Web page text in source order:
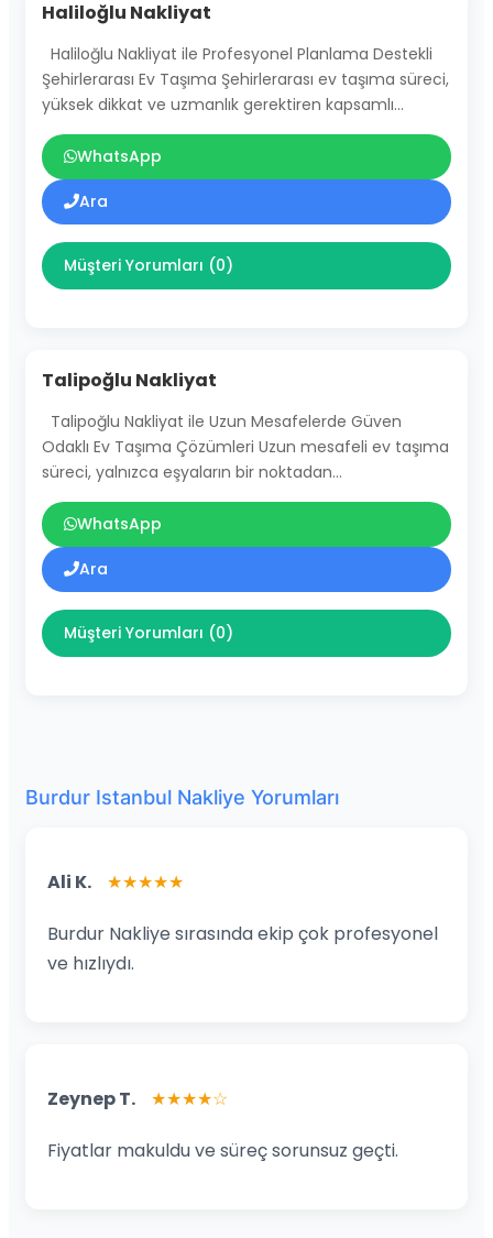
Haliloğlu Nakliyat
Haliloğlu Nakliyat ile Profesyonel Planlama Destekli
Şehirlerarası Ev Taşıma Şehirlerarası ev taşıma süreci,
yüksek dikkat ve uzmanlık gerektiren kapsamlı…
WhatsApp
Ara
Müşteri Yorumları (0)
Talipoğlu Nakliyat
Talipoğlu Nakliyat ile Uzun Mesafelerde Güven
Odaklı Ev Taşıma Çözümleri Uzun mesafeli ev taşıma
süreci, yalnızca eşyaların bir noktadan…
WhatsApp
Ara
Müşteri Yorumları (0)
Burdur Istanbul Nakliye Yorumları
Ali K. ★★★★★
Burdur Nakliye sırasında ekip çok profesyonel
ve hızlıydı.
Zeynep T. ★★★★☆
Fiyatlar makuldu ve süreç sorunsuz geçti.